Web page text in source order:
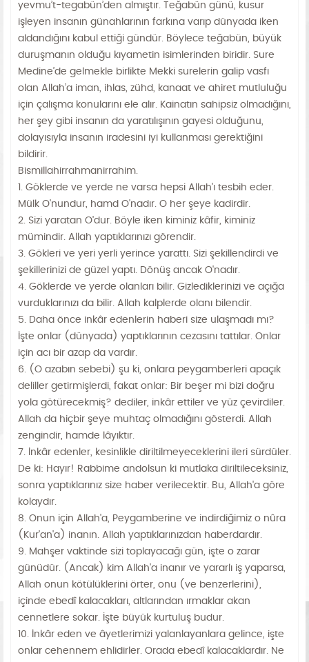
yevmu’t-tegabün’den almıştır. Teğabün günü, kusur
işleyen insanın günahlarının farkına varıp dünyada iken
aldandığını kabul ettiği gündür. Böylece teğabün, büyük
duruşmanın olduğu kıyametin isimlerinden biridir. Sure
Medine’de gelmekle birlikte Mekki surelerin galip vasfı
olan Allah’a iman, ihlas, zühd, kanaat ve ahiret mutluluğu
için çalışma konularını ele alır. Kainatın sahipsiz olmadığını,
her şey gibi insanın da yaratılışının gayesi olduğunu,
dolayısıyla insanın iradesini iyi kullanması gerektiğini
bildirir.
Bismillahirrahmanirrahim.
1. Göklerde ve yerde ne varsa hepsi Allah'ı tesbih eder.
Mülk O'nundur, hamd O'nadır. O her şeye kadirdir.
2. Sizi yaratan O'dur. Böyle iken kiminiz kâfir, kiminiz
mümindir. Allah yaptıklarınızı görendir.
3. Gökleri ve yeri yerli yerince yarattı. Sizi şekillendirdi ve
şekillerinizi de güzel yaptı. Dönüş ancak O'nadır.
4. Göklerde ve yerde olanları bilir. Gizlediklerinizi ve açığa
vurduklarınızı da bilir. Allah kalplerde olanı bilendir.
5. Daha önce inkâr edenlerin haberi size ulaşmadı mı?
İşte onlar (dünyada) yaptıklarının cezasını tattılar. Onlar
için acı bir azap da vardır.
6. (O azabın sebebi) şu ki, onlara peygamberleri apaçık
deliller getirmişlerdi, fakat onlar: Bir beşer mi bizi doğru
yola götürecekmiş? dediler, inkâr ettiler ve yüz çevirdiler.
Allah da hiçbir şeye muhtaç olmadığını gösterdi. Allah
zengindir, hamde lâyıktır.
7. İnkâr edenler, kesinlikle diriltilmeyeceklerini ileri sürdüler.
De ki: Hayır! Rabbime andolsun ki mutlaka diriltileceksiniz,
sonra yaptıklarınız size haber verilecektir. Bu, Allah'a göre
kolaydır.
8. Onun için Allah'a, Peygamberine ve indirdiğimiz o nûra
(Kur'an'a) inanın. Allah yaptıklarınızdan haberdardır.
9. Mahşer vaktinde sizi toplayacağı gün, işte o zarar
günüdür. (Ancak) kim Allah'a inanır ve yararlı iş yaparsa,
Allah onun kötülüklerini örter, onu (ve benzerlerini),
içinde ebedî kalacakları, altlarından ırmaklar akan
cennetlere sokar. İşte büyük kurtuluş budur.
10. İnkâr eden ve âyetlerimizi yalanlayanlara gelince, işte
onlar cehennem ehlidirler. Orada ebedî kalacaklardır. Ne